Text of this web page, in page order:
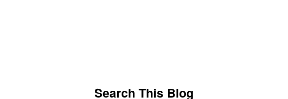
Search This Blog